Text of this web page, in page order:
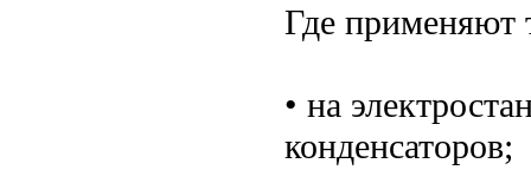
Где применяют
• на
конденсаторов;